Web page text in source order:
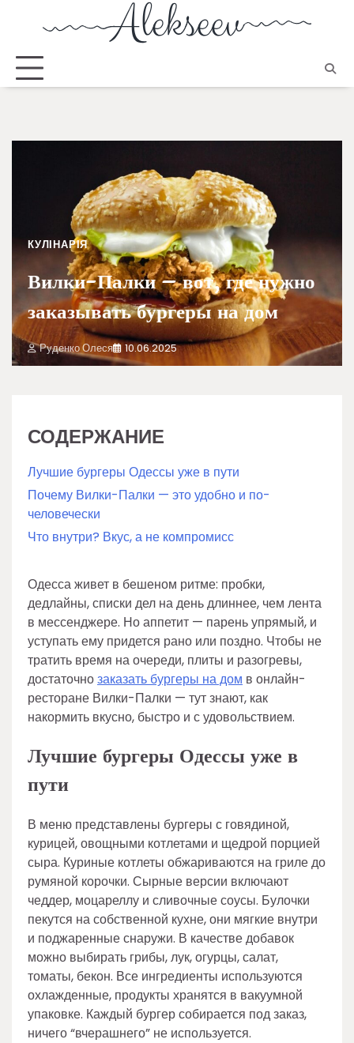
КУЛІНАРІЯ
Вилки-Палки – вот, где нужно
заказывать бургеры на дом
Руденко Олеся 10.06.2025
СОДЕРЖАНИЕ
Лучшие бургеры Одессы уже в пути
Почему Вилки-Палки — это удобно и по-
человечески
Что внутри? Вкус, а не компромисс
Одесса живет в бешеном ритме: пробки,
дедлайны, списки дел на день длиннее, чем лента
в мессенджере. Но аппетит — парень упрямый, и
уступать ему придется рано или поздно. Чтобы не
тратить время на очереди, плиты и разогревы,
достаточнозаказать бургеры на дом в онлайн-
ресторане Вилки-Палки — тут знают, как
накормить вкусно, быстро и с удовольствием.
Лучшие бургеры Одессы уже в
пути
В меню представлены бургеры с говядиной,
курицей, овощными котлетами и щедрой порцией
сыра. Куриные котлеты обжариваются на гриле до
румяной корочки. Сырные версии включают
чеддер, моцареллу и сливочные соусы. Булочки
пекутся на собственной кухне, они мягкие внутри
и поджаренные снаружи. В качестве добавок
можно выбирать грибы, лук, огурцы, салат,
томаты, бекон. Все ингредиенты используются
охлажденные, продукты хранятся в вакуумной
упаковке. Каждый бургер собирается под заказ,
ничего “вчерашнего” не используется.